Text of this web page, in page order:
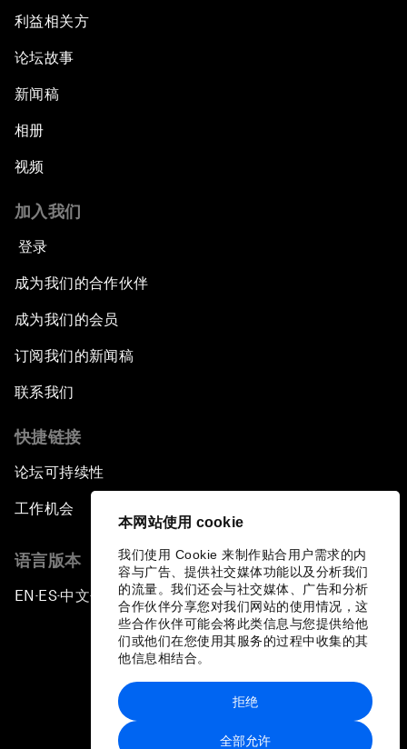
本网站使用 cookie
我们使用 Cookie 来制作贴合用户需求的内
容与广告、提供社交媒体功能以及分析我们
的流量。我们还会与社交媒体、广告和分析
合作伙伴分享您对我们网站的使用情况，这
些合作伙伴可能会将此类信息与您提供给他
们或他们在您使用其服务的过程中收集的其
他信息相结合。
全部允许
拒绝
利益相关方
论坛故事
新闻稿
相册
视频
加入我们
登录
成为我们的合作伙伴
成为我们的会员
订阅我们的新闻稿
联系我们
快捷链接
论坛可持续性
工作机会
语言版本
EN ▪ES▪中文▪ 日本語